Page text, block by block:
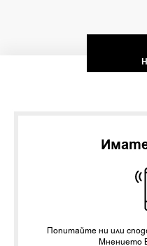
Попитайте ни или
Мнението